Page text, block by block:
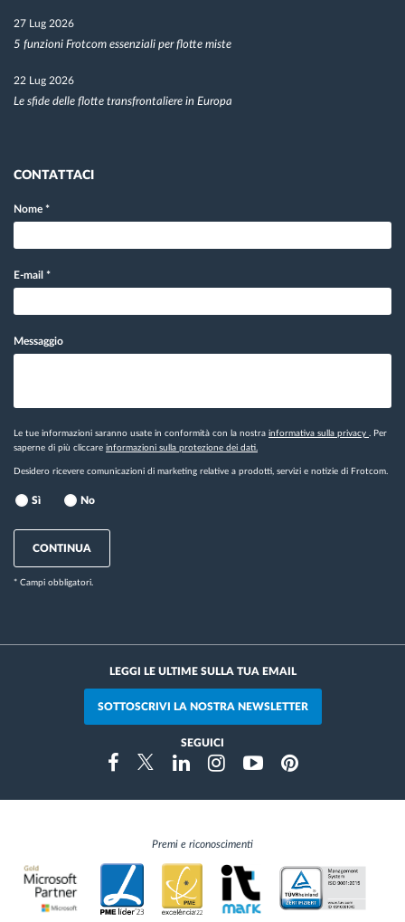
27 Lug 2026
5 funzioni Frotcom essenziali per flotte miste
22 Lug 2026
Le sfide delle flotte transfrontaliere in Europa
CONTATTACI
Nome *
E-mail *
Messaggio
Le tue informazioni saranno usate in conformità con la nostra informativa sulla privacy
. Per
saperne di più cliccare informazioni sulla protezione dei dati.
Desidero ricevere comunicazioni di marketing relative a prodotti, servizi e notizie di Frotcom.
Sì No
CONTINUA
* Campi obbligatori.
LEGGI LE ULTIME SULLA TUA EMAIL
SOTTOSCRIVI LA NOSTRA NEWSLETTER
SEGUICI
FacebookTwitterLinkedinInstragramYoutubePinterest
Premi e riconoscimenti